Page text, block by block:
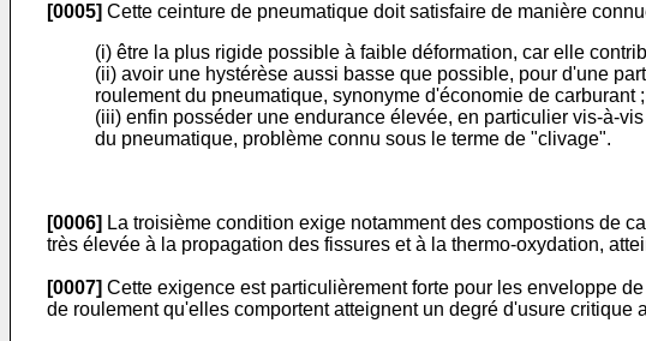
[0005] Cette ceinture de pneumatique doit satisfaire de manière
(i) être la plus rigide possible à faible déformation, car elle
(ii) avoir une hystérèse aussi basse que possible, pour d'une
roulement du pneumatique, synonyme d'économie de carburant ;
(iii) enfin posséder une endurance élevée, en particulier vis-à-
du pneumatique, problème connu sous le terme de "clivage".
[0006] La troisième condition exige notamment des compostions de
très élevée à la propagation des fissures et à la thermo-oxydation,
[0007] Cette exigence est particulièrement forte pour les enveloppe
de roulement qu'elles comportent atteignent un degré d'usure critique